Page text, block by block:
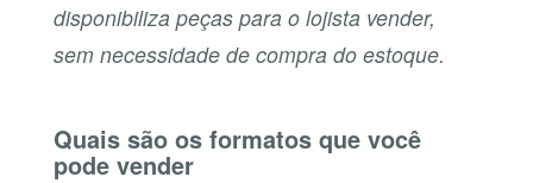
disponibiliza peças para o lojista vender,
sem necessidade de compra do estoque.
Quais são os formatos que você
pode vender